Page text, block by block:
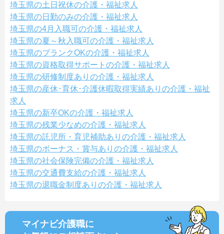
埼玉県の土日祝休の介護・福祉求人
埼玉県の日勤のみの介護・福祉求人
埼玉県の4月入職可の介護・福祉求人
埼玉県の夏～秋入職可の介護・福祉求人
埼玉県のブランクOKの介護・福祉求人
埼玉県の資格取得サポートの介護・福祉求人
埼玉県の研修制度ありの介護・福祉求人
埼玉県の産休･育休･介護休暇取得実績ありの介護・福祉
求人
埼玉県の新卒OKの介護・福祉求人
埼玉県の残業少なめの介護・福祉求人
埼玉県の託児所・育児補助ありの介護・福祉求人
埼玉県のボーナス・賞与ありの介護・福祉求人
埼玉県の社会保険完備の介護・福祉求人
埼玉県の交通費支給の介護・福祉求人
埼玉県の退職金制度ありの介護・福祉求人
マイナビ介護職に